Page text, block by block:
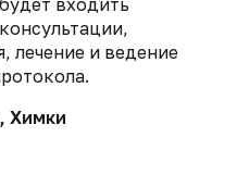
лечение и ведение
Химки